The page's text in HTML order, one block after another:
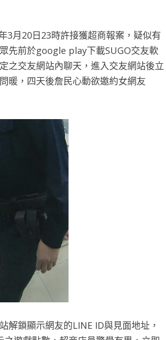
3月20日23時許接獲超商報案，疑似有
先前於google play下載SUGO交友軟
之交友網站內聊天，進入交友網站後立
暖，四天後詹民心動欲邀約女網友
解鎖顯示網友的LINE ID與見面地址，